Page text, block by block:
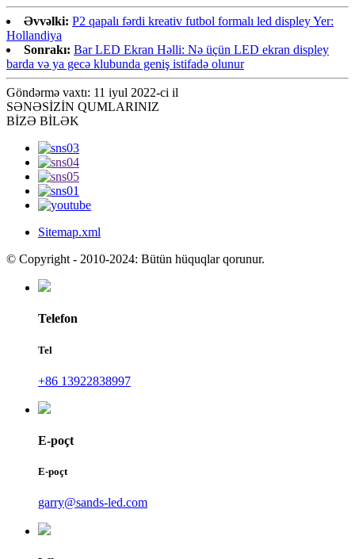
Əvvəlki: P2 qapalı fərdi kreativ futbol formalı led displey Yer:
Hollandiya
Sonrakı: Bar LED Ekran Həlli: Nə üçün LED ekran displey
barda və ya gecə klubunda geniş istifadə olunur
Göndərmə vaxtı: 11 iyul 2022-ci il
SƏNƏSİZİN QUMLARINIZ
BİZƏ BİLƏK
Sitemap.xml
© Copyright - 2010-2024: Bütün hüquqlar qorunur.
Telefon
Tel
+86 13922838997
E-poçt
E-poçt
garry@sands-led.com